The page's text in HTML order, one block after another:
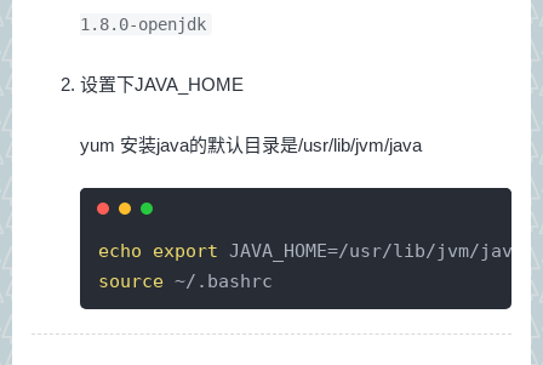
1.8.0-openjdk
设置下JAVA_HOME
yum 安装java的默认目录是/usr/lib/jvm/java
echo export JAVA_HOME=/usr/lib/jvm/
source ~/.bashrc